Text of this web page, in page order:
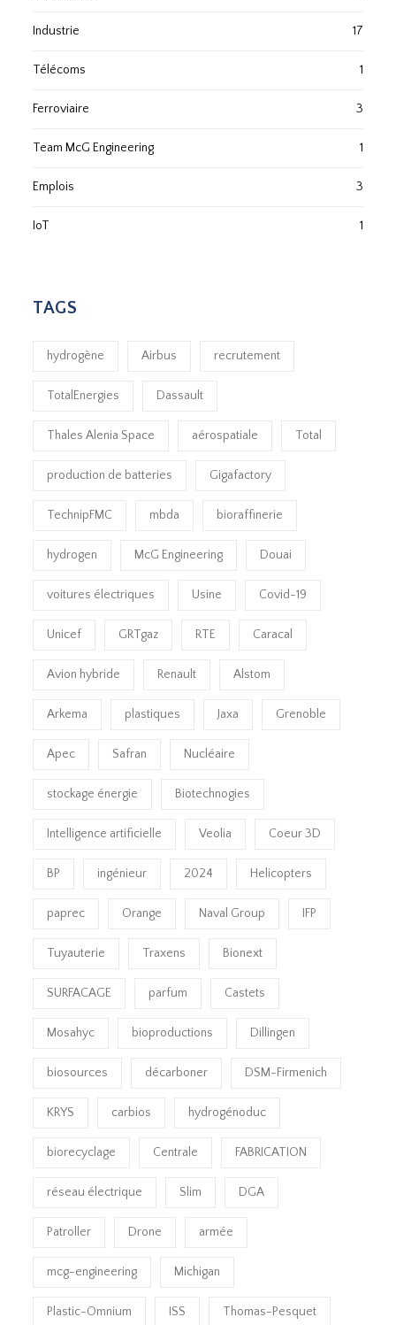
Industrie 17
Télécoms 1
Ferroviaire 3
Team McG Engineering 1
Emplois 3
IoT 1
TAGS
hydrogène Airbus recrutement
TotalEnergies Dassault
Thales Alenia Space aérospatiale Total
production de batteries Gigafactory
TechnipFMC mbda bioraffinerie
hydrogen McG Engineering Douai
voitures électriques Usine Covid-19
Unicef GRTgaz RTE Caracal
Avion hybride Renault Alstom
Arkema plastiques Jaxa Grenoble
Apec Safran Nucléaire
stockage énergie Biotechnogies
Intelligence artificielle Veolia Coeur 3D
BP ingénieur 2024 Helicopters
paprec Orange Naval Group IFP
Tuyauterie Traxens Bionext
SURFACAGE parfum Castets
Mosahyc bioproductions Dillingen
biosources décarboner DSM-Firmenich
KRYS carbios hydrogénoduc
biorecyclage Centrale FABRICATION
réseau électrique Slim DGA
Patroller Drone armée
mcg-engineering Michigan
Plastic-Omnium ISS Thomas-Pesquet